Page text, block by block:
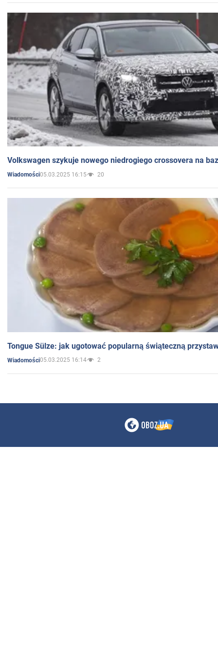
Volkswagen szykuje nowego niedrogiego crossovera na
Wiadomości05.03.2025 16:15 20
Tongue Sülze: jak ugotować popularną świąteczną
Wiadomości05.03.2025 16:14 2